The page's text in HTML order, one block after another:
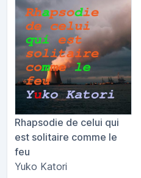
Rhapsodie de celui qui
est solitaire comme le
feu
Yuko Katori